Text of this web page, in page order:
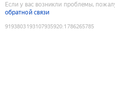
Если у вас возникли проблемы,
обратной связи
9193803193107935920:1786265785